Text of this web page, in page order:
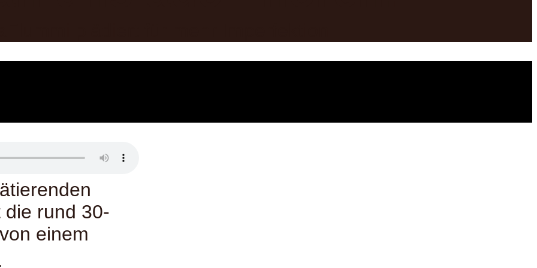
rund 30-
einem